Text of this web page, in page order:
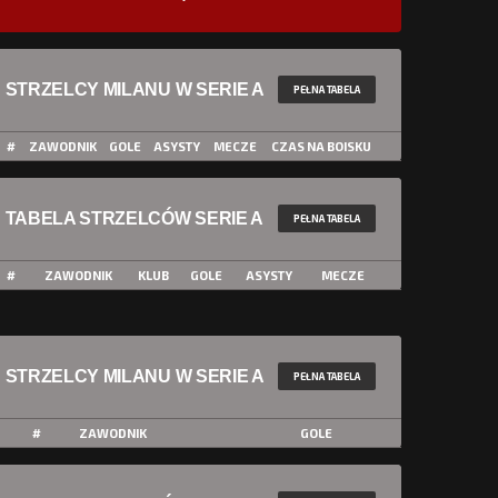
STRZELCY MILANU W SERIE A PEŁNA TABELA
# ZAWODNIK GOLE ASYSTY MECZE CZAS NA BOISKU
TABELA STRZELCÓW SERIE A PEŁNA TABELA
# ZAWODNIK KLUB GOLE ASYSTY MECZE
STRZELCY MILANU W SERIE A PEŁNA TABELA
# ZAWODNIK GOLE